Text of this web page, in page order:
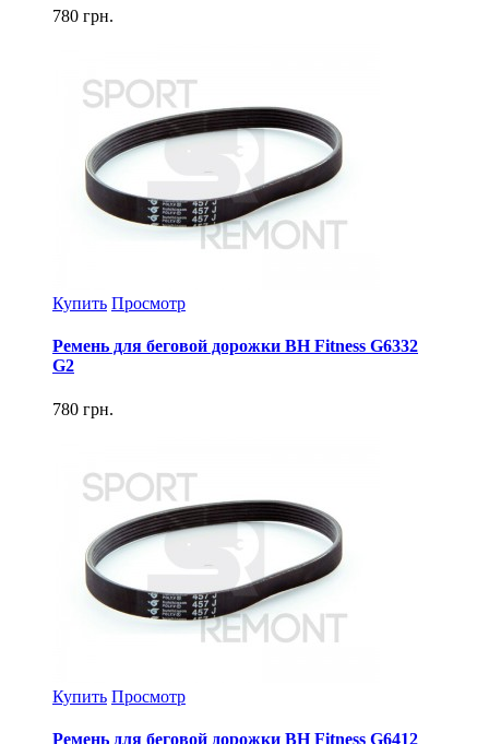
780 грн.
Купить Просмотр
Ремень для беговой дорожки BH Fitness G6332
G2
780 грн.
Купить Просмотр
Ремень для беговой дорожки BH Fitness G6412